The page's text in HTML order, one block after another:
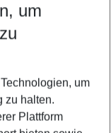
um
um
zu halten.
Plattform